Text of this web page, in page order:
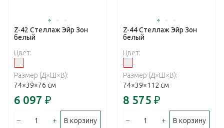
Z-42 Стеллаж Эйр Зон
белый
Цвет:
Размер (Д×Ш×В):
74×39×76 см
6 097 ₽
– + В корзину
Z-44 Стеллаж Эйр Зон
белый
Цвет:
Размер (Д×Ш×В):
74×39×112 см
8 575 ₽
– + В корзину